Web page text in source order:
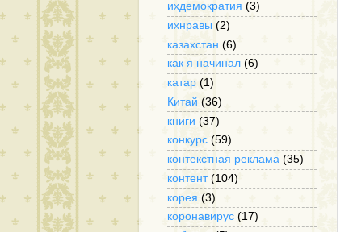
ихдемократия (3)
ихнравы (2)
казахстан (6)
как я начинал (6)
катар (1)
Китай (36)
книги (37)
конкурс (59)
контекстная реклама (35)
контент (104)
корея (3)
коронавирус (17)